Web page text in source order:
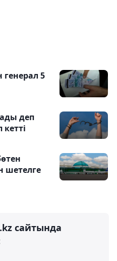
генерал 5
деп
шетелге
сайтында